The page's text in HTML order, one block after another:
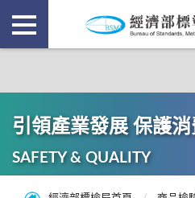
引領產業發展 保護
SAFETY & QUALITY